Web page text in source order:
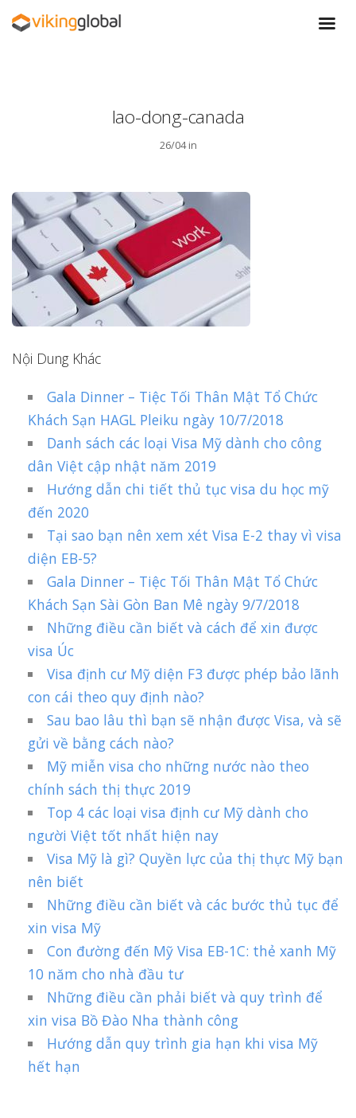
lao-dong-canada
26/04 in
Nội Dung Khác
Gala Dinner – Tiệc Tối Thân Mật Tổ Chức
Khách Sạn HAGL Pleiku ngày 10/7/2018
Danh sách các loại Visa Mỹ dành cho công
dân Việt cập nhật năm 2019
Hướng dẫn chi tiết thủ tục visa du học mỹ
đến 2020
Tại sao bạn nên xem xét Visa E-2 thay vì visa
diện EB-5?
Gala Dinner – Tiệc Tối Thân Mật Tổ Chức
Khách Sạn Sài Gòn Ban Mê ngày 9/7/2018
Những điều cần biết và cách để xin được
visa Úc
Visa định cư Mỹ diện F3 được phép bảo lãnh
con cái theo quy định nào?
Sau bao lâu thì bạn sẽ nhận được Visa, và sẽ
gửi về bằng cách nào?
Mỹ miễn visa cho những nước nào theo
chính sách thị thực 2019
Top 4 các loại visa định cư Mỹ dành cho
người Việt tốt nhất hiện nay
Visa Mỹ là gì? Quyền lực của thị thực Mỹ bạn
nên biết
Những điều cần biết và các bước thủ tục để
xin visa Mỹ
Con đường đến Mỹ Visa EB-1C: thẻ xanh Mỹ
10 năm cho nhà đầu tư
Những điều cần phải biết và quy trình để
xin visa Bồ Đào Nha thành công
Hướng dẫn quy trình gia hạn khi visa Mỹ
hết hạn